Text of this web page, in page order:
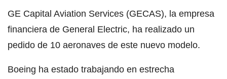
GE Capital Aviation Services (GECAS), la empresa
financiera de General Electric, ha realizado un
pedido de 10 aeronaves de este nuevo modelo.
Boeing ha estado trabajando en estrecha